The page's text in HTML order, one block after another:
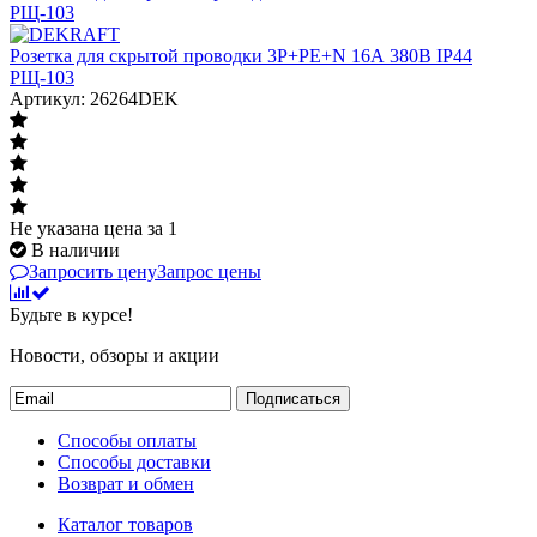
Розетка для скрытой проводки 3Р+РЕ+N 16А 380В IP44
РЩ-103
Артикул: 26264DEK
Не указана цена за 1
В наличии
Запросить ценуЗапрос цены
Будьте в курсе!
Новости, обзоры и акции
Подписаться
Способы оплаты
Способы доставки
Возврат и обмен
Каталог товаров